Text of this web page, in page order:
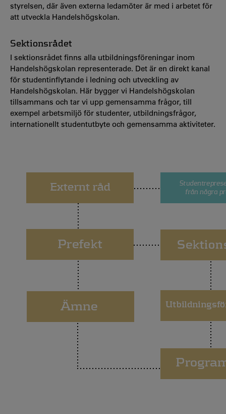
styrelsen, där även externa ledamöter är med i arbetet för
att utveckla Handelshögskolan.
Sektionsrådet
I sektionsrådet finns alla utbildningsföreningar inom
Handelshögskolan representerade. Det är en direkt kanal
för studentinflytande i ledning och utveckling av
Handelshögskolan. Här bygger vi Handelshögskolan
tillsammans och tar vi upp gemensamma frågor, till
exempel arbetsmiljö för studenter, utbildningsfrågor,
internationellt studentutbyte och gemensamma aktiviteter.